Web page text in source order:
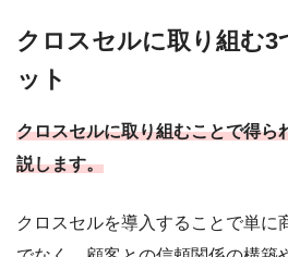
クロスセルに取り組む3
ット
クロスセルに取り組むことで得ら
説します。
クロスセルを導入することで単に